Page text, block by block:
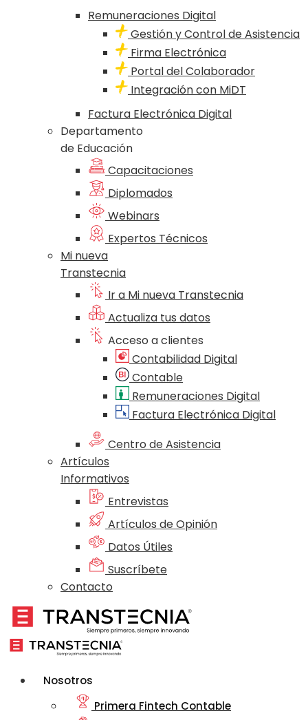
Remuneraciones Digital
Gestión y Control de Asistencia
Firma Electrónica
Portal del Colaborador
Integración con MiDT
Factura Electrónica Digital
Departamento
de Educación
Capacitaciones
Diplomados
Webinars
Expertos Técnicos
Mi nueva
Transtecnia
Ir a Mi nueva Transtecnia
Actualiza tus datos
Acceso a clientes
Contabilidad Digital
Contable
Remuneraciones Digital
Factura Electrónica Digital
Centro de Asistencia
Artículos
Informativos
Entrevistas
Artículos de Opinión
Datos Útiles
Suscríbete
Contacto
Nosotros
Primera Fintech Contable